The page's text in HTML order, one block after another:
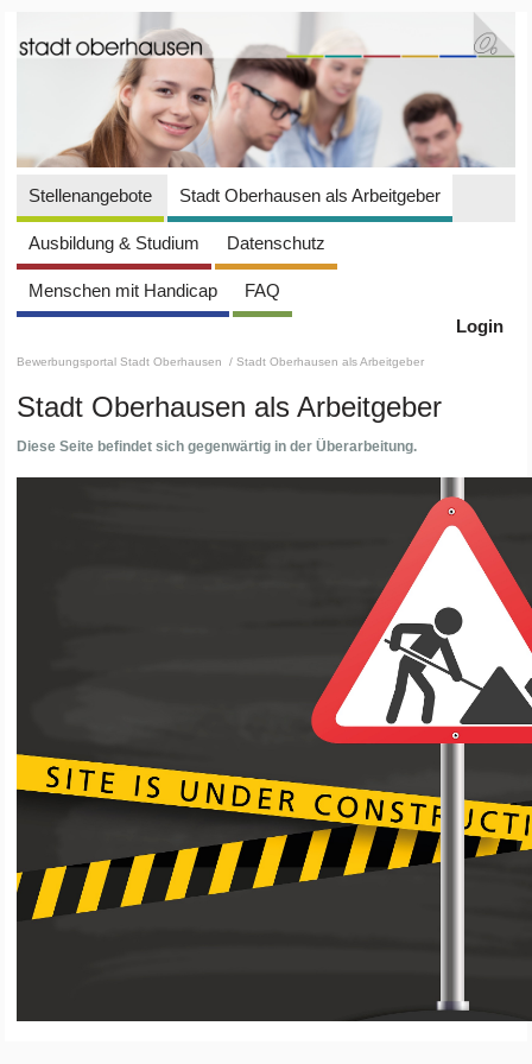
Stellenangebote Stadt Oberhausen als Arbeitgeber
Ausbildung & Studium Datenschutz
Menschen mit Handicap
FAQ
Login
Bewerbungsportal Stadt Oberhausen / Stadt Oberhausen als Arbeitgeber
Stadt Oberhausen als Arbeitgeber
Diese Seite befindet sich gegenwärtig in der Überarbeitung.